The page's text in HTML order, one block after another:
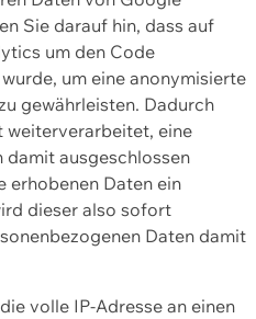
Sie darauf hin, dass auf
um den Code
um eine anonymisierte
gewährleisten. Dadurch
weiterverarbeitet, eine
damit ausgeschlossen
erhobenen Daten ein
dieser also sofort
Daten damit
volle IP-Adresse an einen